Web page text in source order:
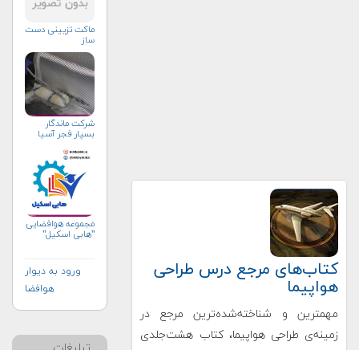
کتاب‌های مرجع درس طراحی
هواپیما
مهمترین و شناخته‌شده‌ترین مرجع در
زمینه‌ی طراحی هواپیما، کتاب هشت‌جلدی
ماکت تزیینی دست
ساز
شرکت ماندگار
بسپار فجر آسیا
مجموعه هوافضایی
"هابی اسکیل"
ورود به دیوار
هوافضا